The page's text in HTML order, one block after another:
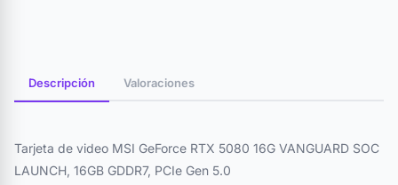
Descripción Valoraciones
Tarjeta de video MSI GeForce RTX 5080 16G VANGUARD SOC
LAUNCH, 16GB GDDR7, PCIe Gen 5.0